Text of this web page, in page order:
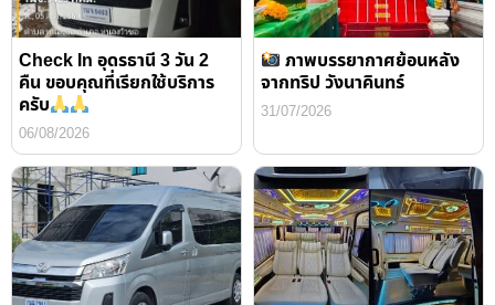
Check In อุดรธานี 3 วัน 2
คืน ขอบคุณที่เรียกใช้บริการ
ครับ
06/08/2026
ภาพบรรยากาศย้อนหลัง
จากทริป วังนาคินทร์
31/07/2026